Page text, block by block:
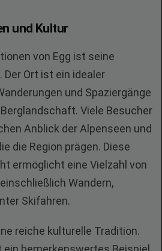
und Kultur
von Egg ist seine
Ort ist ein idealer
und Spaziergänge
Viele Besucher
Anblick der Alpenseen und
die Region prägen. Diese
ermöglicht eine Vielzahl von
Wandern,
Skifahren.
reiche kulturelle Tradition.